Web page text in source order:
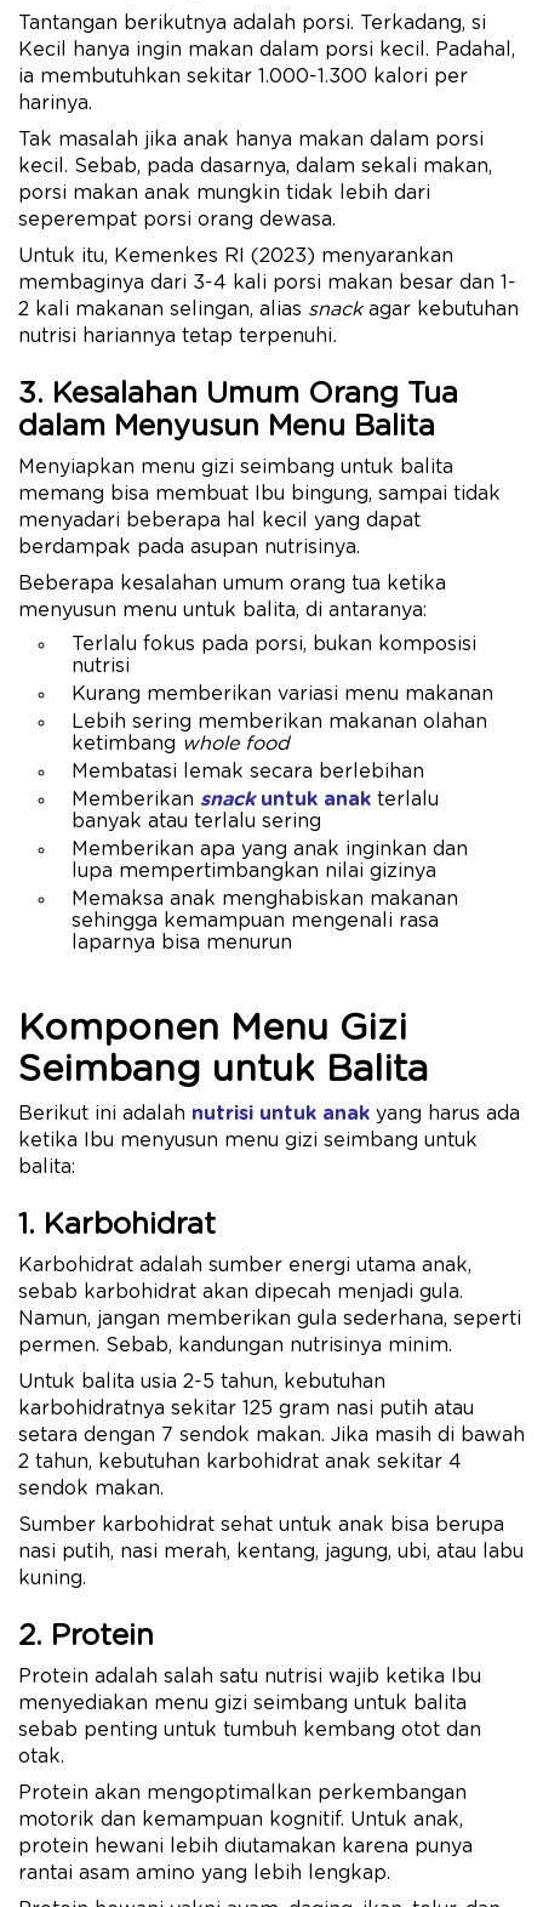
Tantangan berikutnya adalah porsi. Terkadang, si
Kecil hanya ingin makan dalam porsi kecil. Padahal,
ia membutuhkan sekitar 1.000-1.300 kalori per
harinya.
Tak masalah jika anak hanya makan dalam porsi
kecil. Sebab, pada dasarnya, dalam sekali makan,
porsi makan anak mungkin tidak lebih dari
seperempat porsi orang dewasa.
Untuk itu, Kemenkes RI (2023) menyarankan
membaginya dari 3-4 kali porsi makan besar dan 1-
2 kali makanan selingan, alias snack agar kebutuhan
nutrisi hariannya tetap terpenuhi.
3. Kesalahan Umum Orang Tua
dalam Menyusun Menu Balita
Menyiapkan menu gizi seimbang untuk balita
memang bisa membuat Ibu bingung, sampai tidak
menyadari beberapa hal kecil yang dapat
berdampak pada asupan nutrisinya.
Beberapa kesalahan umum orang tua ketika
menyusun menu untuk balita, di antaranya:
Terlalu fokus pada porsi, bukan komposisi
nutrisi
Kurang memberikan variasi menu makanan
Lebih sering memberikan makanan olahan
ketimbang whole food
Membatasi lemak secara berlebihan
Memberikan snack untuk anak terlalu
banyak atau terlalu sering
Memberikan apa yang anak inginkan dan
lupa mempertimbangkan nilai gizinya
Memaksa anak menghabiskan makanan
sehingga kemampuan mengenali rasa
laparnya bisa menurun
Komponen Menu Gizi
Seimbang untuk Balita
Berikut ini adalah nutrisi untuk anak yang harus ada
ketika Ibu menyusun menu gizi seimbang untuk
balita:
1. Karbohidrat
Karbohidrat adalah sumber energi utama anak,
sebab karbohidrat akan dipecah menjadi gula.
Namun, jangan memberikan gula sederhana, seperti
permen. Sebab, kandungan nutrisinya minim.
Untuk balita usia 2-5 tahun, kebutuhan
karbohidratnya sekitar 125 gram nasi putih atau
setara dengan 7 sendok makan. Jika masih di bawah
2 tahun, kebutuhan karbohidrat anak sekitar 4
sendok makan.
Sumber karbohidrat sehat untuk anak bisa berupa
nasi putih, nasi merah, kentang, jagung, ubi, atau labu
kuning.
2. Protein
Protein adalah salah satu nutrisi wajib ketika Ibu
menyediakan menu gizi seimbang untuk balita
sebab penting untuk tumbuh kembang otot dan
otak.
Protein akan mengoptimalkan perkembangan
motorik dan kemampuan kognitif. Untuk anak,
protein hewani lebih diutamakan karena punya
rantai asam amino yang lebih lengkap.